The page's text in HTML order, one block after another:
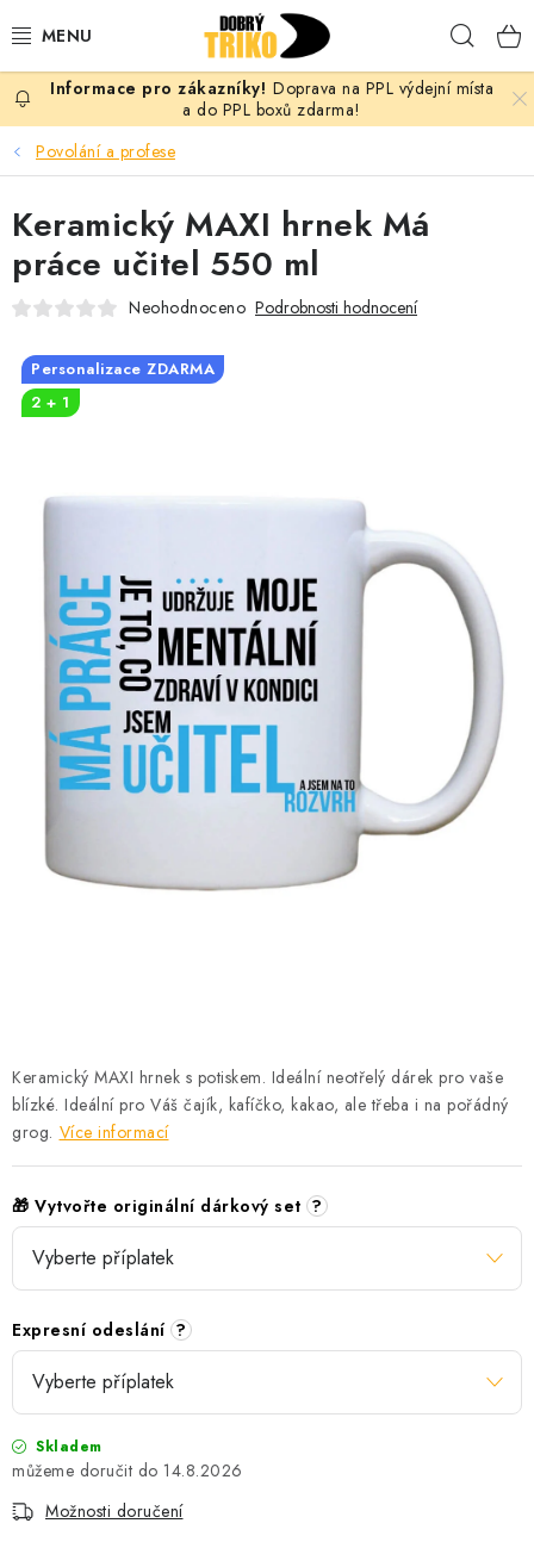
na
PRO ŽENY
PRO MUŽE
PRO DĚTI
PRO PÁRY
VLASTNÍ MOTIV
OKAMŽITĚ K ODBĚRU
MÁM SRDCE POMÁHÁM
VÁNOCE
Doprava na PPL výdejní místa
a do PPL boxů zdarma!
Povolání a profese
Keramický MAXI hrnek s potiskem. Ideální neotřelý dárek pro vaše
blízké. Ideální pro Váš čajík, kafíčko, kakao, ale třeba i na pořádný
grog. Více informací
🎁 Vytvořte originální dárkový set ?
Expresní odeslání ?
Skladem
14.8.2026
Možnosti doručení
Keramický MAXI hrnek Má
práce učitel 550 ml
Neohodnoceno Podrobnosti hodnocení
Personalizace ZDARMA
2 + 1